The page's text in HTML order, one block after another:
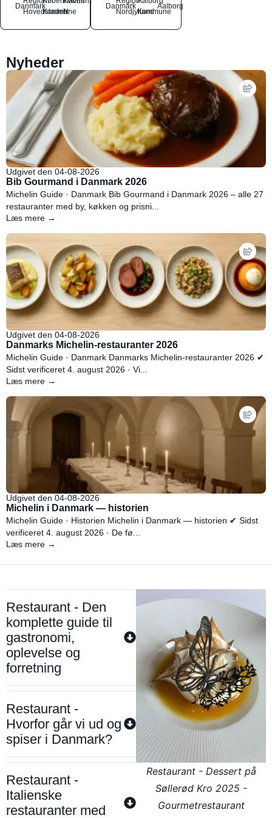
Danmark
Hovedstaden
Kommune
N
Danmark
NordjyllandKommune
Aalborg
Nyheder
Udgivet den 04-08-2026
Bib Gourmand i Danmark 2026
Michelin Guide · Danmark Bib Gourmand i Danmark 2026 – alle 27
restauranter med by, køkken og prisni...
Læs mere →
Udgivet den 04-08-2026
Danmarks Michelin-restauranter 2026
Michelin Guide · Danmark Danmarks Michelin-restauranter 2026 ✔
Sidst verificeret 4. august 2026 · Vi...
Læs mere →
Udgivet den 04-08-2026
Michelin i Danmark — historien
Michelin Guide · Historien Michelin i Danmark — historien ✔ Sidst
verificeret 4. august 2026 · De fø...
Læs mere →
Restaurant - Den
komplette guide til
gastronomi,
oplevelse og
forretning
Restaurant -
Hvorfor går vi ud og
spiser i Danmark?
Restaurant -
Italienske
restauranter med
Restaurant - Dessert på
Søllerød Kro 2025 -
Gourmetrestaurant